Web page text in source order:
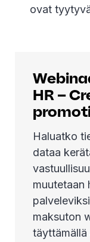
ovat
HR –
Haluatko
dataa
muutetaan
maksuton
täyttämällä